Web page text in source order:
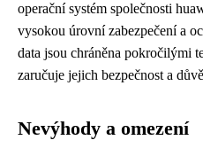
operační systém společnosti
vysokou úrovní zabezpečení a
data jsou chráněna pokročilými
zaručuje jejich bezpečnost a
Nevýhody a omezení